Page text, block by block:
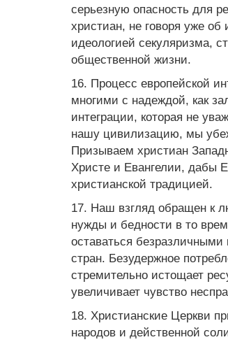
серьезную опасность для
христиан, не говоря уже об
идеологией секуляризма,
общественной жизни.
16. Процесс европейской
многими с надеждой, как
интеграции, которая не
нашу цивилизацию, мы
Призываем христиан
Христе и Евангелии, дабы
христианской традицией.
17. Наш взгляд обращен к
нужды и бедности в то
оставаться
стран. Безудержное
стремительно истощает
увеличивает чувство
18. Христианские Церкви
народов и действенной